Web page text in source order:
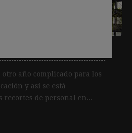
otro año complicado para los
y así se está
recortes de personal en...